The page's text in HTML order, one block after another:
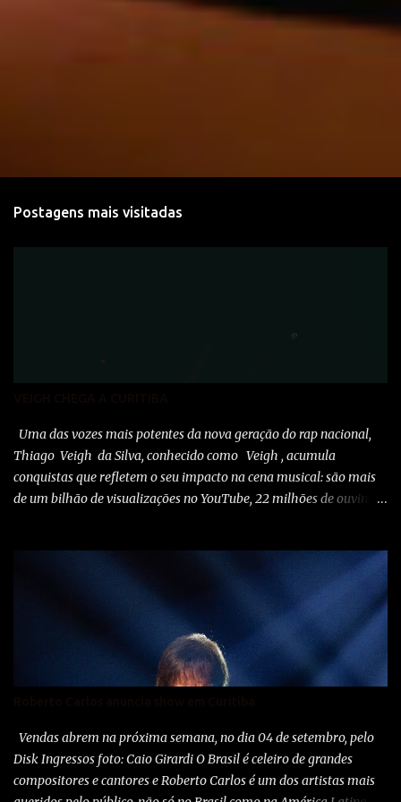
Postagens mais visitadas
Uma das vozes mais potentes da nova geração do rap nacional,
Thiago Veigh da Silva, conhecido como Veigh , acumula
conquistas que refletem o seu impacto na cena musical: são mais
de um bilhão de visualizações no YouTube, 22 milhões de ouvintes
cantor e compositor paulista, Eu Venci o Mundo (2025), se
estabeleceu no Top 3 Global do Spotify e contabilizou 10 milhões
de plays em menos de 24 horas após o lançamento. Com uma
estética mais madura, o álbum marca um novo capítulo na
carreira do artista e, agora, ganha os palcos por meio da EVOM
Tour, que fez sua estreia recentemente em São Paulo. Com
Curitiba aco...
Vendas abrem na próxima semana, no dia 04 de setembro, pelo
Disk Ingressos foto: Caio Girardi O Brasil é celeiro de grandes
compositores e cantores e Roberto Carlos é um dos artistas mais